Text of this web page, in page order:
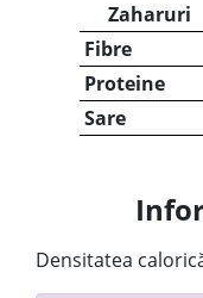
Zaharuri
Fibre
Proteine
Sare
Densitatea